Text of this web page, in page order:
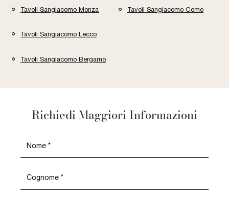
Tavoli Sangiacomo Monza Tavoli Sangiacomo Como
Tavoli Sangiacomo Lecco
Tavoli Sangiacomo Bergamo
Richiedi Maggiori Informazioni